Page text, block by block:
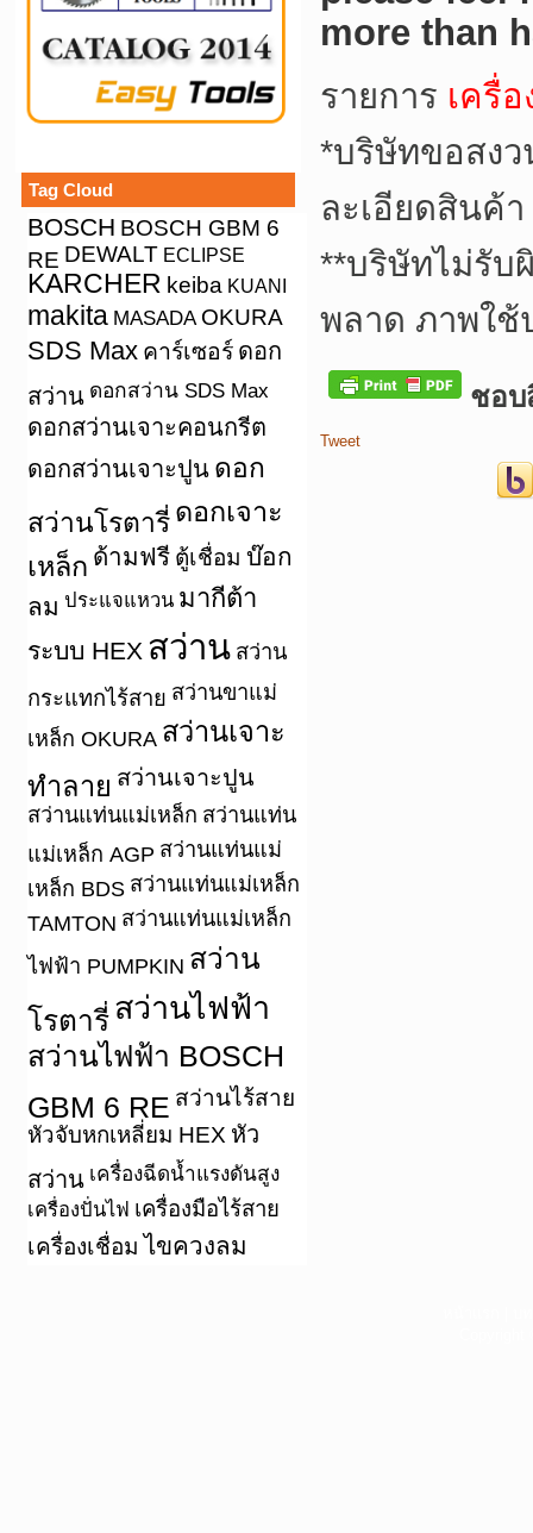
Tag Cloud
BOSCH BOSCH GBM 6
RE DEWALT ECLIPSE
KARCHER keiba KUANI
makita MASADA OKURA
SDS Max คาร์เซอร์ ดอก
สว่าน ดอกสว่าน SDS Max
ดอกสว่านเจาะคอนกรีต
ดอกสว่านเจาะปูน ดอก
สว่านโรตารี่ ดอกเจาะ
เหล็ก ด้ามฟรี ตู้เชื่อม บ๊อก
ลม ประแจแหวน มากีต้า
ระบบ HEX สว่าน สว่าน
กระแทกไร้สาย สว่านขาแม่
เหล็ก OKURA สว่านเจาะ
ทำลาย สว่านเจาะปูน
สว่านแท่นแม่เหล็ก สว่านแท่น
แม่เหล็ก AGP สว่านแท่นแม่
เหล็ก BDS สว่านแท่นแม่เหล็ก
TAMTON สว่านแท่นแม่เหล็ก
ไฟฟ้า PUMPKIN สว่าน
โรตารี่ สว่านไฟฟ้า
สว่านไฟฟ้า BOSCH
GBM 6 RE สว่านไร้สาย
หัวจับหกเหลี่ยม HEX หัว
สว่าน เครื่องฉีดน้ำแรงดันสูง
เครื่องปั่นไฟ เครื่องมือไร้สาย
เครื่องเชื่อม ไขควงลม
more than
รายการ เครื่
*บริษัทขอสงว
ละเอียดสินค้
**บริษัทไม่รับ
พลาด ภาพใ
ชอบ
Tweet